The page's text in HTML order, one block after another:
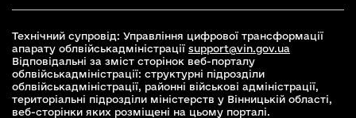
Технічний супровід: Управління цифрової трансформації
апарату облвійськадміністрації support@vin.gov.ua
Відповідальні за зміст сторінок веб-порталу
облвійськадміністрації: структурні підрозділи
облвійськадміністрації, районні військові адміністрації,
територіальні підрозділи міністерств у Вінницькій області,
веб-сторінки яких розміщені на цьому порталі.